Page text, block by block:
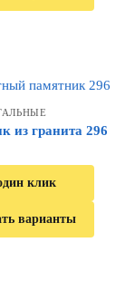
из гранита 296
клик
варианты